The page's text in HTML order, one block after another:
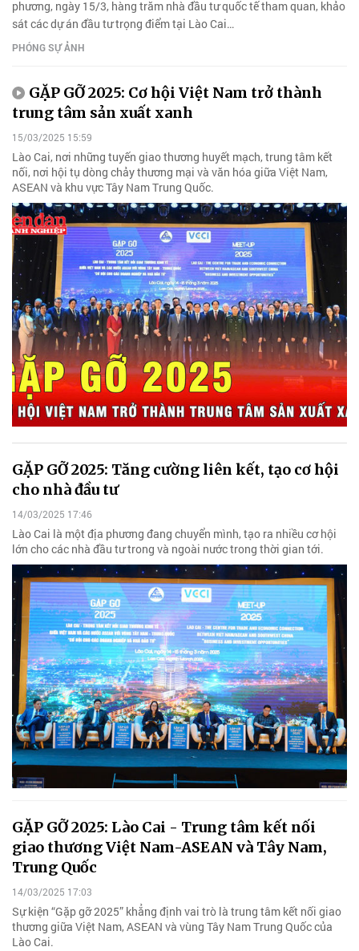
phương, ngày 15/3, hàng trăm nhà đầu tư quốc tế tham quan, khảo
sát các dự án đầu tư trọng điểm tại Lào Cai…
PHÓNG SỰ ẢNH
GẶP GỠ 2025: Cơ hội Việt Nam trở thành
trung tâm sản xuất xanh
15/03/2025 15:59
Lào Cai, nơi những tuyến giao thương huyết mạch, trung tâm kết
nối, nơi hội tụ dòng chảy thương mại và văn hóa giữa Việt Nam,
ASEAN và khu vực Tây Nam Trung Quốc.
GẶP GỠ 2025: Tăng cường liên kết, tạo cơ hội
cho nhà đầu tư
14/03/2025 17:46
Lào Cai là một địa phương đang chuyển mình, tạo ra nhiều cơ hội
lớn cho các nhà đầu tư trong và ngoài nước trong thời gian tới.
GẶP GỠ 2025: Lào Cai - Trung tâm kết nối
giao thương Việt Nam-ASEAN và Tây Nam,
Trung Quốc
14/03/2025 17:03
Sự kiện “Gặp gỡ 2025” khẳng định vai trò là trung tâm kết nối giao
thương giữa Việt Nam, ASEAN và vùng Tây Nam Trung Quốc của
Lào Cai.